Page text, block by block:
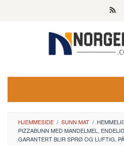
HJEMMESIDE / SUNN MAT /
PIZZABUNN MED MANDELMEL,
GARANTERT BLIR SPRØ OG LUFTIG,